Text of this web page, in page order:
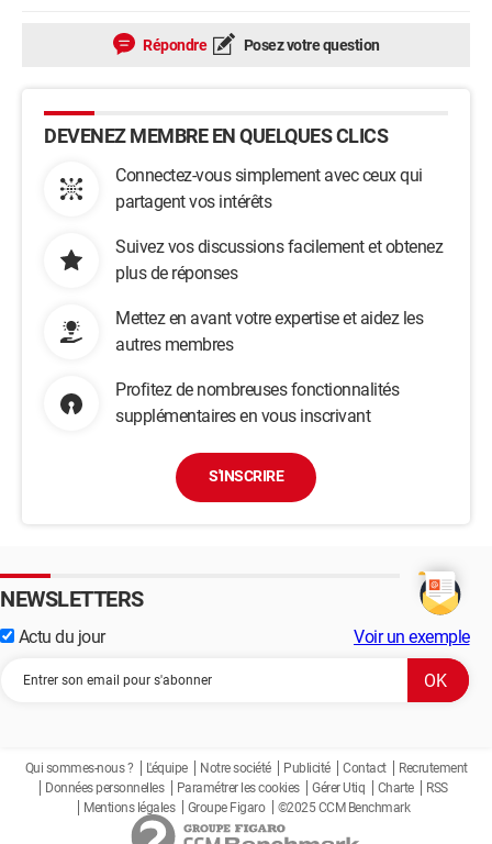
Répondre Posez votre question
DEVENEZ MEMBRE EN QUELQUES CLICS
Connectez-vous simplement avec ceux qui
partagent vos intérêts
Suivez vos discussions facilement et obtenez
plus de réponses
Mettez en avant votre expertise et aidez les
autres membres
Profitez de nombreuses fonctionnalités
supplémentaires en vous inscrivant
S'INSCRIRE
NEWSLETTERS
Actu du jour Voir un exemple
Qui sommes-nous ? L'équipe Notre société Publicité Contact
Recrutement
Données personnelles
Paramétrer les cookies Gérer Utiq Charte
RSS
Mentions légales
Groupe Figaro ©2025 CCM Benchmark